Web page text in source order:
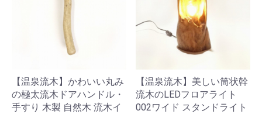
【温泉流木】かわいい丸み
の極太流木ドアハンドル・
手すり 木製 自然木 流木イ
【温泉流木】美しい筒状幹
流木のLEDフロアライト
002ワイド スタンドライト